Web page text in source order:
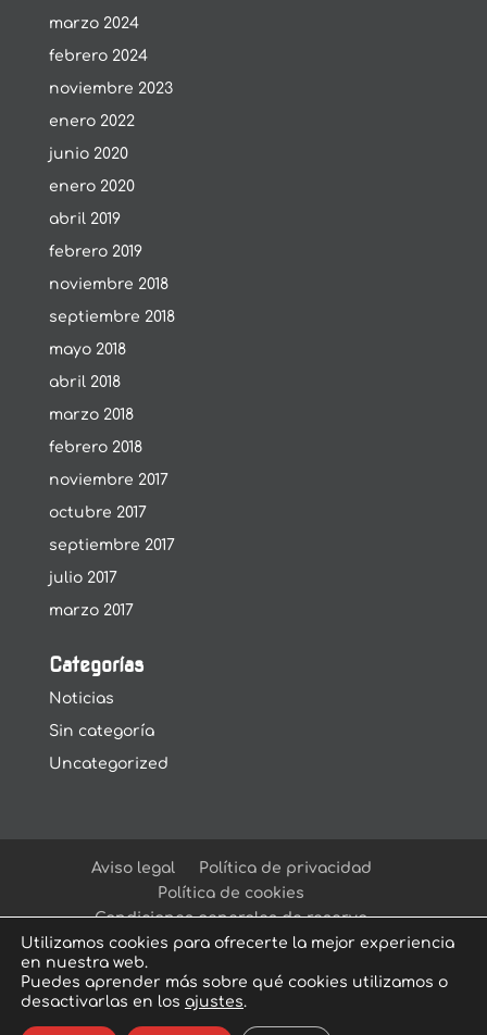
marzo 2024
febrero 2024
noviembre 2023
enero 2022
junio 2020
enero 2020
abril 2019
febrero 2019
noviembre 2018
septiembre 2018
mayo 2018
abril 2018
marzo 2018
febrero 2018
noviembre 2017
octubre 2017
septiembre 2017
julio 2017
marzo 2017
Categorías
Noticias
Sin categoría
Uncategorized
Aviso legal
Política de privacidad
Política de cookies
Condiciones generales de reserva
© Arcadia Escape Room| Escape Room en
Utilizamos cookies para ofrecerte la mejor experiencia
en nuestra web.
Puedes aprender más sobre qué cookies utilizamos o
desactivarlas en los ajustes.